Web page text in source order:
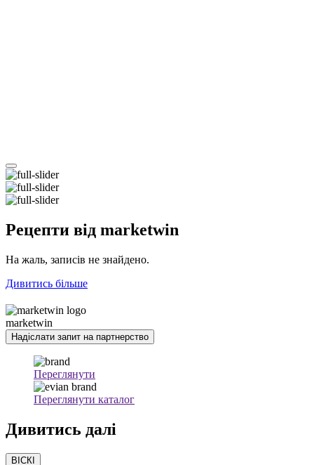
Рецепти від marketwin
На жаль, записів не знайдено.
Дивитись більше
marketwin
Надіслати запит на партнерство
Переглянути
Переглянути каталог
Дивитись далі
ВІСКІ